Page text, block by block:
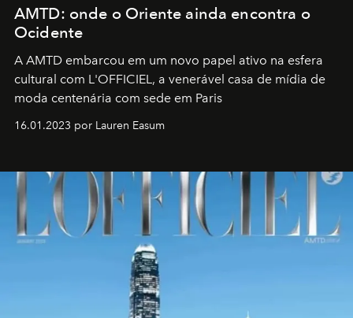
AMTD: onde o Oriente ainda encontra o
Ocidente
A AMTD embarcou em um novo papel ativo na esfera
cultural com L'OFFICIEL, a venerável casa de mídia de
moda centenária com sede em Paris
16.01.2023 por Lauren Easum